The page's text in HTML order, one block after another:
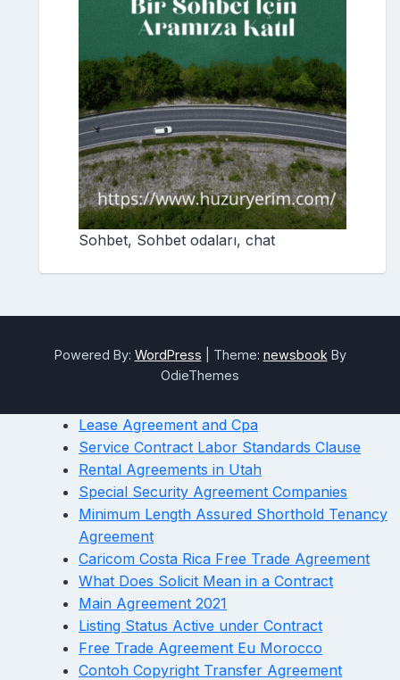
Sohbet, Sohbet odaları, chat
Powered By: WordPress Theme: newsbook By
OdieThemes
Lease Agreement and Cpa
Service Contract Labor Standards Clause
Rental Agreements in Utah
Special Security Agreement Companies
Minimum Length Assured Shorthold Tenancy
Agreement
Caricom Costa Rica Free Trade Agreement
What Does Solicit Mean in a Contract
Main Agreement 2021
Listing Status Active under Contract
Free Trade Agreement Eu Morocco
Contoh Copyright Transfer Agreement